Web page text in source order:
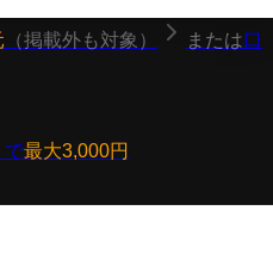
（掲載外も対象） または口
で最大3,000円